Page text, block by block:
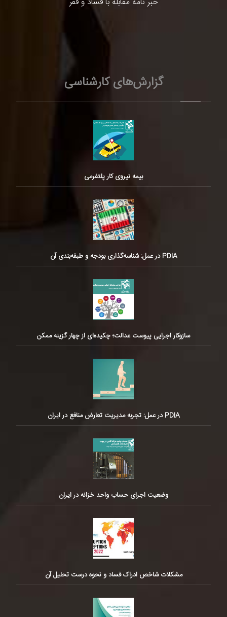
گزارش‌های کارشناسی
بیمه نیروی کار پلتفرمی
PDIA در عمل: شناسه‌گذاری بودجه و طبقه‌بندی آن
سازوکار اجرایی پیوست عدالت؛ چکیده‌ای از چهار گزینه ممکن
PDIA در عمل: تجربه مدیریت تعارض منافع در ایران
وضعیت اجرای حساب واحد خزانه در ایران
مشکلات شاخص ادراک فساد و نحوه درست تحلیل آن